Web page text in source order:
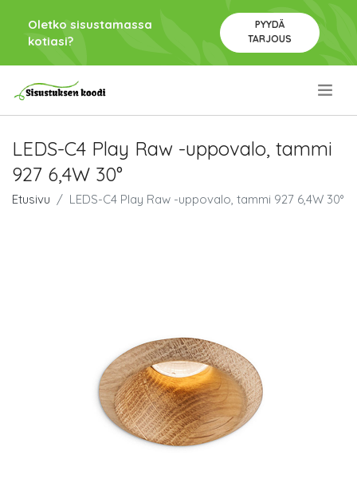
Oletko sisustamassa
kotiasi?
PYYDÄ
TARJOUS
LEDS-C4 Play Raw -uppovalo, tammi
927 6,4W 30°
Etusivu LEDS-C4 Play Raw -uppovalo, tammi 927 6,4W 30°